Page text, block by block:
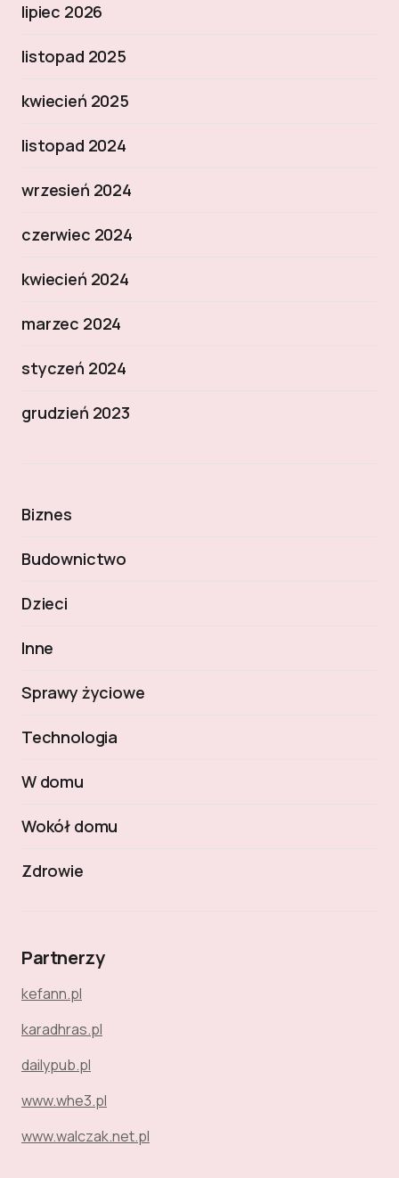
lipiec 2026
listopad 2025
kwiecień 2025
listopad 2024
wrzesień 2024
czerwiec 2024
kwiecień 2024
marzec 2024
styczeń 2024
grudzień 2023
Biznes
Budownictwo
Dzieci
Inne
Sprawy życiowe
Technologia
W domu
Wokół domu
Zdrowie
Partnerzy
kefann.pl
karadhras.pl
dailypub.pl
www.whe3.pl
www.walczak.net.pl